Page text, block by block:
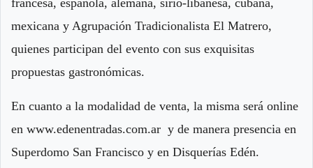
mexicana y Agrupación Tradicionalista El Matrero,
quienes participan del evento con sus exquisitas
propuestas gastronómicas.
En cuanto a la modalidad de venta, la misma será online
en www.edenentradas.com.ar y de manera presencia en
Superdomo San Francisco y en Disquerías Edén.